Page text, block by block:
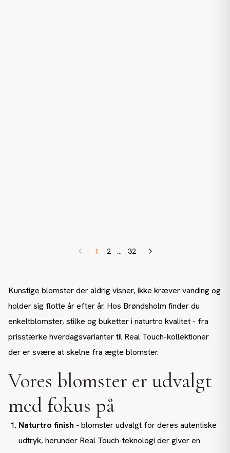
1 2 ... 32
Kunstige blomster der aldrig visner, ikke kræver vanding og
holder sig flotte år efter år. Hos Brøndsholm finder du
enkeltblomster, stilke og buketter i naturtro kvalitet - fra
prisstærke hverdagsvarianter til Real Touch-kollektioner
der er svære at skelne fra ægte blomster.
Vores blomster er udvalgt
med fokus på
Naturtro finish - blomster udvalgt for deres autentiske
udtryk, herunder Real Touch-teknologi der giver en